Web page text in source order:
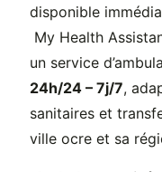
disponible
My Health
un service
24h/24 – 7j/7,
sanitaires et
ville ocre et sa